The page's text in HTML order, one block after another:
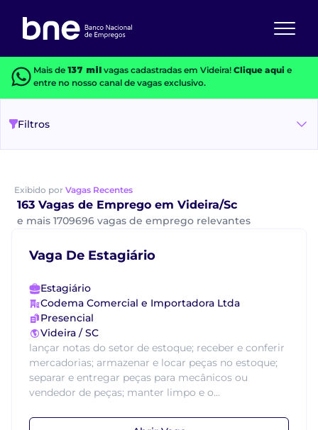
Mais de 137 milvagas cadastradas em Videira! Clique aquie
entre no nosso canal de vagas exclusivo.
Filtros
Exibido por Vagas Recentes
163 Vagas de Emprego em Videira/Sc
e mais 1709696 vagas de emprego relevantes
Vaga De Estagiário
Estagiário
Codema Comercial e Importadora Ltda
Presencial
Videira / SC
lançar notas do setor de estoque; receber e conferir
mercadorias; armazenar e locar peças no estoque;
separar e entregar peças para mecânicos ou
vendedor de peças; manter limpo e o...